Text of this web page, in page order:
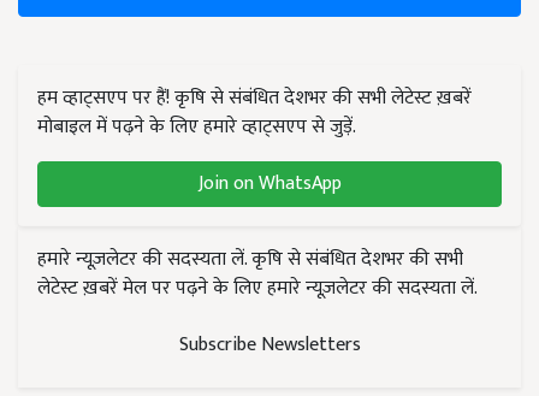
हम व्हाट्सएप पर हैं! कृषि से संबंधित देशभर की सभी लेटेस्ट ख़बरें
मोबाइल में पढ़ने के लिए हमारे व्हाट्सएप से जुड़ें.
Join on WhatsApp
हमारे न्यूज़लेटर की सदस्यता लें. कृषि से संबंधित देशभर की सभी
लेटेस्ट ख़बरें मेल पर पढ़ने के लिए हमारे न्यूज़लेटर की सदस्यता लें.
Subscribe Newsletters